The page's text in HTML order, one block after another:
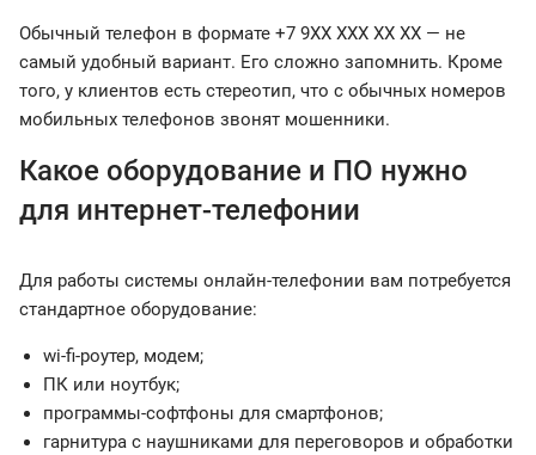
Обычный телефон в формате +7 9ХХ ХХХ ХХ ХХ — не
самый удобный вариант. Его сложно запомнить. Кроме
того, у клиентов есть стереотип, что с обычных номеров
мобильных телефонов звонят мошенники.
Какое оборудование и ПО нужно
для интернет-телефонии
Для работы системы онлайн-телефонии вам потребуется
стандартное оборудование:
wi-fi-роутер, модем;
ПК или ноутбук;
программы-софтфоны для смартфонов;
гарнитура с наушниками для переговоров и обработки